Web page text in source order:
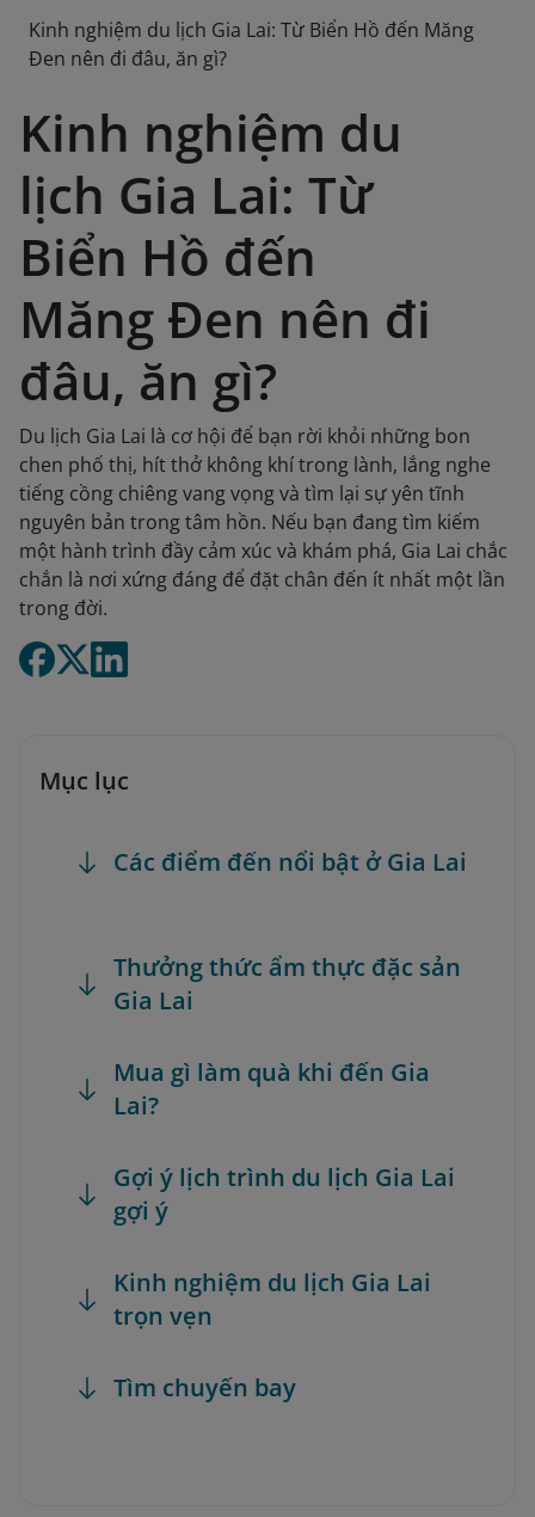
Kinh nghiệm du lịch Gia Lai: Từ Biển Hồ đến Măng
Đen nên đi đâu, ăn gì?
Kinh nghiệm du
lịch Gia Lai: Từ
Biển Hồ đến
Măng Đen nên đi
đâu, ăn gì?
Du lịch Gia Lai là cơ hội để bạn rời khỏi những bon
chen phố thị, hít thở không khí trong lành, lắng nghe
tiếng cồng chiêng vang vọng và tìm lại sự yên tĩnh
nguyên bản trong tâm hồn. Nếu bạn đang tìm kiếm
một hành trình đầy cảm xúc và khám phá, Gia Lai chắc
chắn là nơi xứng đáng để đặt chân đến ít nhất một lần
trong đời.
Mục lục
Các điểm đến nổi bật ở Gia Lai
Thưởng thức ẩm thực đặc sản
Gia Lai
Mua gì làm quà khi đến Gia
Lai?
Gợi ý lịch trình du lịch Gia Lai
gợi ý
Kinh nghiệm du lịch Gia Lai
trọn vẹn
Tìm chuyến bay